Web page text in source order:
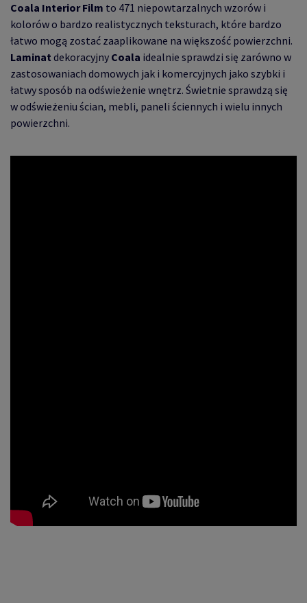
Coala Interior Film to 471 niepowtarzalnych wzorów i
kolorów o bardzo realistycznych teksturach, które bardzo
łatwo mogą zostać zaaplikowane na większość powierzchni.
Laminat dekoracyjny Coala idealnie sprawdzi się zarówno w
zastosowaniach domowych jak i komercyjnych jako szybki i
łatwy sposób na odświeżenie wnętrz. Świetnie sprawdzą się
w odświeżeniu ścian, mebli, paneli ściennych i wielu innych
powierzchni.